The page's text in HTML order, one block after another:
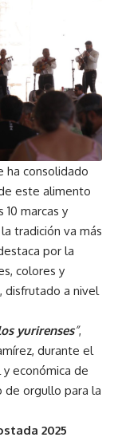
ha consolidado
este alimento
marcas y
tradición va más
por la
colores y
disfrutado a nivel
yurirenses”,
durante el
económica de
de orgullo para la
2025